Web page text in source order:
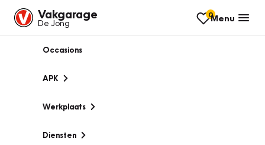
Vakgarage
De Jong
0Menu
Occasions
APK
Werkplaats
Diensten